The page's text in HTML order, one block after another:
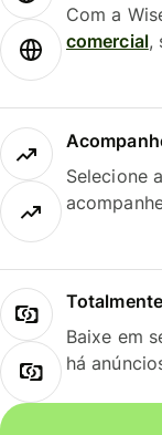
Com a
comercial,
Selecione
Baixe em
há